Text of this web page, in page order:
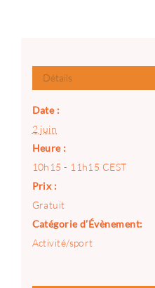
Détails
Date :
2 juin
Heure :
10h15 - 11h15 CEST
Prix :
Gratuit
Catégorie d’Évènement:
Activité/sport